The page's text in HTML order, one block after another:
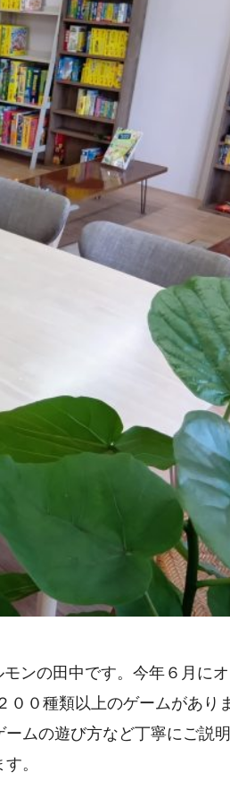
ンの田中です。今年６月に
００種類以上のゲームがあり
ムの遊び方など丁寧にご説明
。